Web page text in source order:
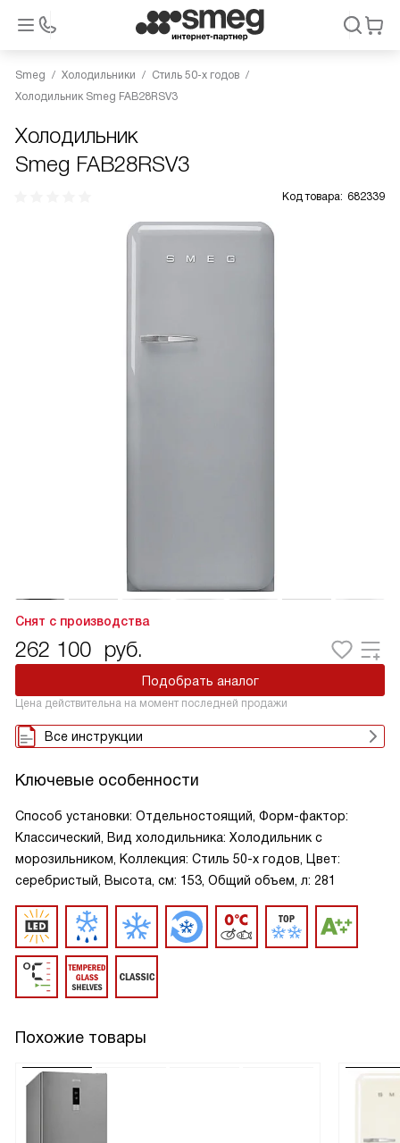
Smeg Холодильники
Стиль 50-х годов
Холодильник Smeg FAB28RSV3
Холодильник
Smeg FAB28RSV3
Код товара: 682339
Снят с производства
262 100 руб.
Подобрать аналог
Цена действительна на момент последней продажи
Все инструкции
Ключевые особенности
Способ установки: Отдельностоящий, Форм-фактор:
Классический, Вид холодильника: Холодильник с
морозильником, Коллекция: Стиль 50-х годов, Цвет:
серебристый, Высота, см: 153, Общий объем, л: 281
Похожие товары